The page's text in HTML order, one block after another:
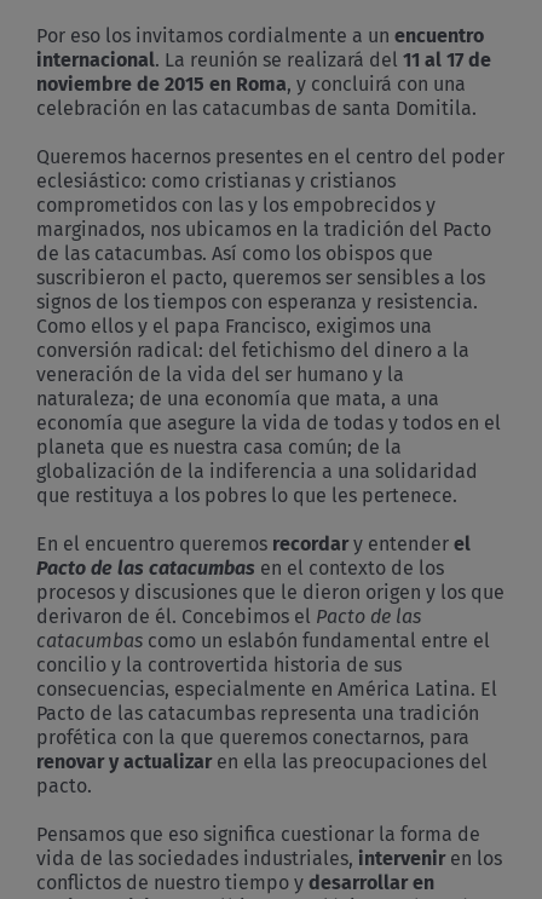
Por eso los invitamos cordialmente a un encuentro
internacional. La reunión se realizará del 11 al 17 de
noviembre de 2015 en Roma, y concluirá con una
celebración en las catacumbas de santa Domitila.
Queremos hacernos presentes en el centro del poder
eclesiástico: como cristianas y cristianos
comprometidos con las y los empobrecidos y
marginados, nos ubicamos en la tradición del Pacto
de las catacumbas. Así como los obispos que
suscribieron el pacto, queremos ser sensibles a los
signos de los tiempos con esperanza y resistencia.
Como ellos y el papa Francisco, exigimos una
conversión radical: del fetichismo del dinero a la
veneración de la vida del ser humano y la
naturaleza; de una economía que mata, a una
economía que asegure la vida de todas y todos en el
planeta que es nuestra casa común; de la
globalización de la indiferencia a una solidaridad
que restituya a los pobres lo que les pertenece.
En el encuentro queremos recordary entender el
Pacto de las catacumbas en el contexto de los
procesos y discusiones que le dieron origen y los que
derivaron de él. Concebimos el Pacto de las
catacumbas como un eslabón fundamental entre el
concilio y la controvertida historia de sus
consecuencias, especialmente en América Latina. El
Pacto de las catacumbas representa una tradición
profética con la que queremos conectarnos, para
renovar y actualizar en ella las preocupaciones del
pacto.
Pensamos que eso significa cuestionar la forma de
vida de las sociedades industriales, intervenir en los
conflictos de nuestro tiempo y desarrollar en